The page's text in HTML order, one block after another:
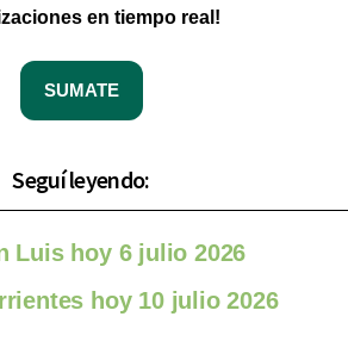
en tiempo real!
SUMATE
Seguí leyendo:
Luis hoy 6 julio 2026
hoy 10 julio 2026